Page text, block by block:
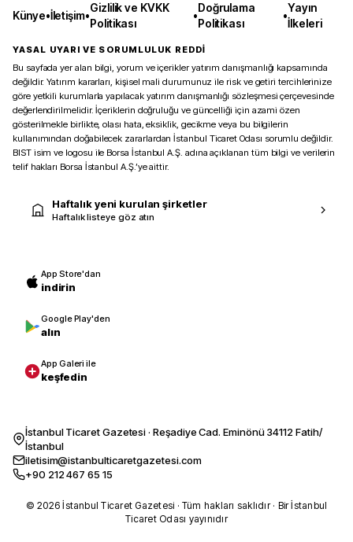
Künye•İletişim•
Gizlilik ve KVKK
Politikası
•
Doğrulama
Politikası
•
Yayın
İlkeleri
YASAL UYARI VE SORUMLULUK REDDİ
Bu sayfada yer alan bilgi, yorum ve içerikler yatırım danışmanlığı kapsamında
değildir. Yatırım kararları, kişisel mali durumunuz ile risk ve getiri tercihlerinize
göre yetkili kurumlarla yapılacak yatırım danışmanlığı sözleşmesi çerçevesinde
değerlendirilmelidir. İçeriklerin doğruluğu ve güncelliği için azami özen
gösterilmekle birlikte, olası hata, eksiklik, gecikme veya bu bilgilerin
kullanımından doğabilecek zararlardan İstanbul Ticaret Odası sorumlu değildir.
BIST isim ve logosu ile Borsa İstanbul A.Ş. adına açıklanan tüm bilgi ve verilerin
telif hakları Borsa İstanbul A.Ş.’ye aittir.
Haftalık yeni kurulan şirketler
Haftalık listeye göz atın
App Store'dan
indirin
Google Play'den
alın
App Galeri ile
keşfedin
İstanbul Ticaret Gazetesi · Reşadiye Cad. Eminönü 34112 Fatih/
İstanbul
iletisim@istanbulticaretgazetesi.com
+90 212 467 65 15
© 2026 İstanbul Ticaret Gazetesi · Tüm hakları saklıdır · Bir İstanbul
Ticaret Odası yayınıdır